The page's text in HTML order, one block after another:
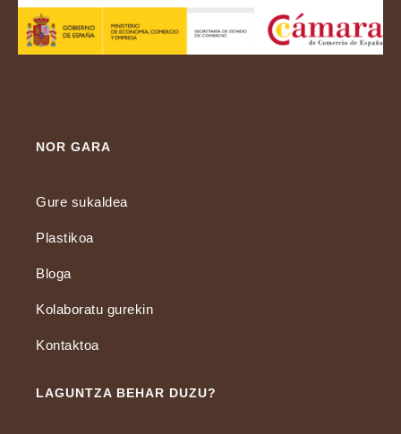
NOR GARA
Gure sukaldea
Plastikoa
Bloga
Kolaboratu gurekin
Kontaktoa
LAGUNTZA BEHAR DUZU?